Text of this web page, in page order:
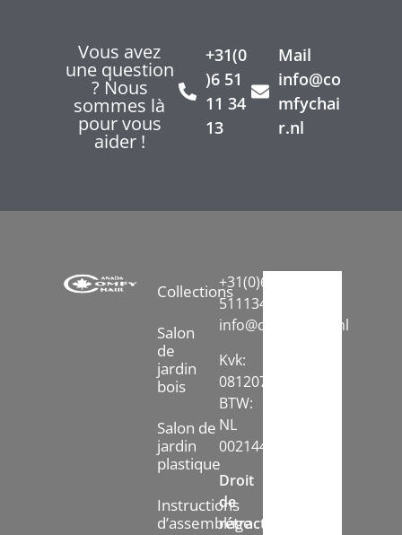
Vous avez
une question
? Nous
sommes là
pour vous
aider !
+31(0
)6 51
11 34
13
Mail
info@co
mfychai
r.nl
Collections
Salon
de
jardin
bois
Salon de
jardin
plastique
Instructions
d’assemblage
+31(0)6-
51113413
info@comfychair.nl
Kvk:
08120742
BTW:
NL
002144778B71
Droit
de
rétractation: